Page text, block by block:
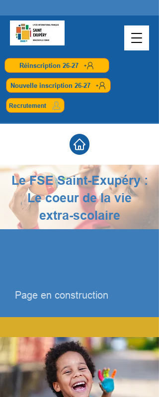
Réinscription 26-27
Nouvelle inscription 26-27
Recrutement
Le FSE Saint-Exupéry :
Le coeur de la vie
extra-scolaire
Page en construction